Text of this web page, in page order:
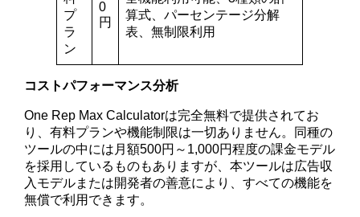
プ
ラ
ン
0
円
算式、パーセンテージ分解
表、無制限利用
コストパフォーマンス分析
One Rep Max Calculatorは完全無料で提供されてお
り、有料プランや機能制限は一切ありません。同種の
ツールの中には月額500円～1,000円程度の課金モデル
を採用しているものもありますが、本ツールは広告収
入モデルまたは開発者の善意により、すべての機能を
無償で利用できます。